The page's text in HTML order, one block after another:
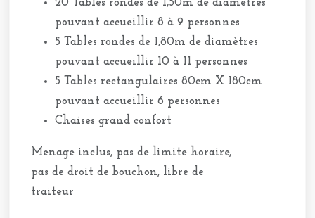
20 Tables rondes de 1,50m de diamètres
pouvant accueillir 8 à 9 personnes
5 Tables rondes de 1,80m de diamètres
pouvant accueillir 10 à 11 personnes
5 Tables rectangulaires 80cm X 180cm
pouvant accueillir 6 personnes
Chaises grand confort
Menage inclus, pas de limite horaire,
pas de droit de bouchon, libre de
traiteur